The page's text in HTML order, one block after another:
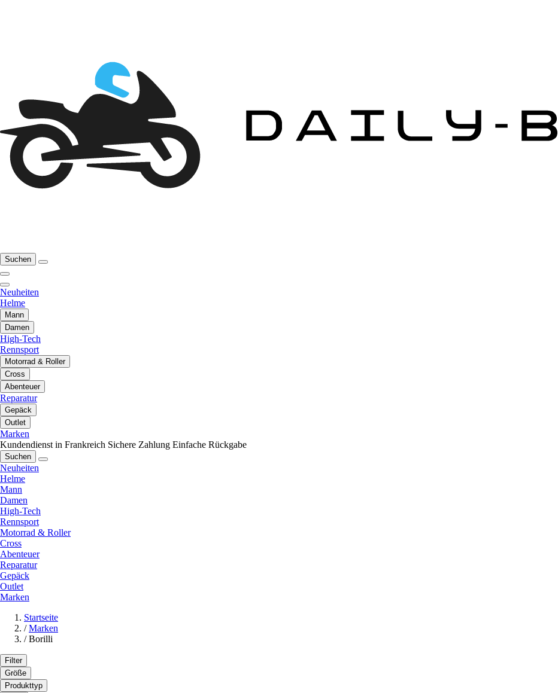
Suchen
Neuheiten
Helme
Mann
Damen
High-Tech
Rennsport
Motorrad & Roller
Cross
Abenteuer
Reparatur
Gepäck
Outlet
Marken
Kundendienst in Frankreich Sichere Zahlung Einfache Rückgabe
Suchen
Neuheiten
Helme
Mann
Damen
High-Tech
Rennsport
Motorrad & Roller
Cross
Abenteuer
Reparatur
Gepäck
Outlet
Marken
Startseite
/ Marken
/ Borilli
Filter
Größe
Produkttyp